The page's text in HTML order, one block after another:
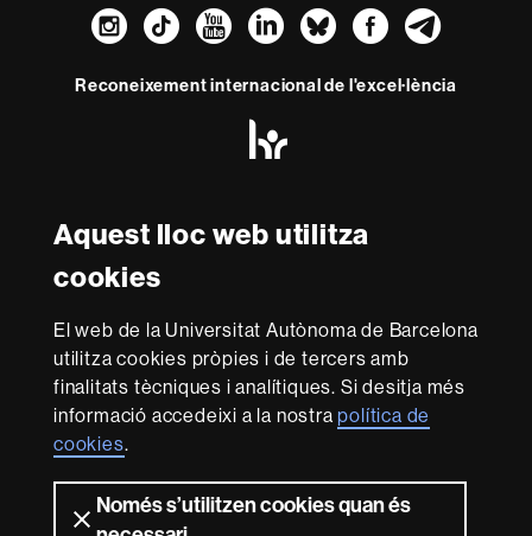
Aquest lloc web utilitza
cookies
El web de la Universitat Autònoma de Barcelona
utilitza cookies pròpies i de tercers amb
finalitats tècniques i analítiques. Si desitja més
informació accedeixi a la nostrapolítica de
cookies.
Només s’utilitzen cookies quan és
Instagram
TikTokYouTube
LinkedIn
Bluesky
Reconeixement internacional de l'excel·lència
-
Euraxess
Amb el finançament de
Sobre
aquest
web
Avís legal Protecció de dades Sobre el
web
Accessibilitat web Mapa del web UAB
docència de qualitat i excel·lència, diversificada,
multidisciplinària i flexible, ajustada a les necessitats de